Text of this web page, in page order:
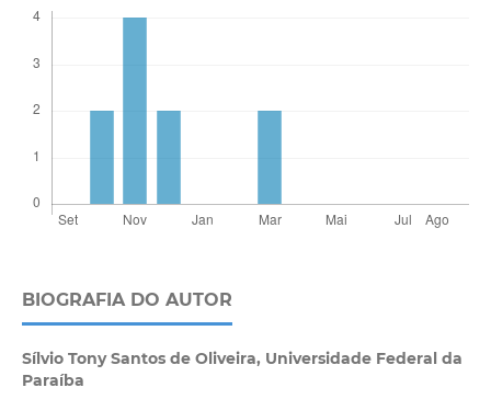
BIOGRAFIA DO AUTOR
Sílvio Tony Santos de Oliveira, Universidade Federal da
Paraíba